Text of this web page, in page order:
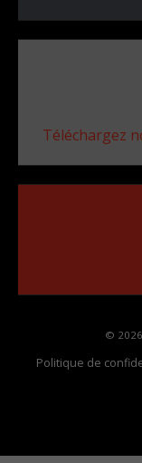
Téléchargez
©
Politique de